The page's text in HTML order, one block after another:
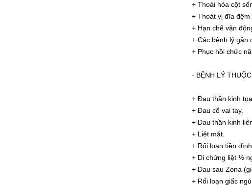
+ Thoái hóa cột
+ Thoát vị đĩa đệm
+ Hạn chế vận
+ Các bệnh lý gân
+ Phục hồi chức
- BỆNH LÝ
+ Đau thần kinh tọa.
+ Đau cổ vai tay.
+ Đau thần kinh
+ Liệt mặt.
+ Rối loạn tiền đình.
+ Di chứng liệt ½
+ Đau sau Zona
+ Rối loạn giấc ngủ.